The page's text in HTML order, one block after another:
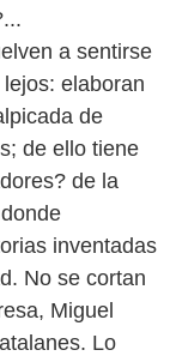
a sentirse
elaboran
de
de ello tiene
de la
inventadas
No se cortan
Miguel
Lo